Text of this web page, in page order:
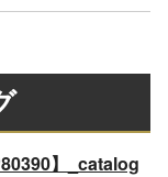
】_catalog